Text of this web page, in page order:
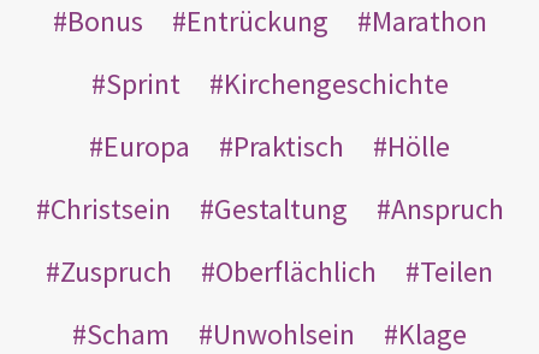
Bonus
Entrückung
Marathon
Sprint
Kirchengeschichte
Europa
Praktisch
Hölle
Christsein
Gestaltung
Anspruch
Zuspruch
Oberflächlich
Teilen
Scham
Unwohlsein
Klage